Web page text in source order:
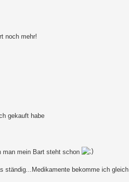
noch mehr!
gekauft habe
man mein Bart steht schon
ständig...Medikamente bekomme ich gleich